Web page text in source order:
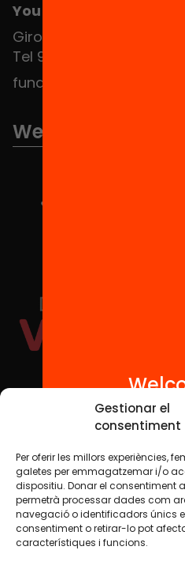
Gestionar el
consentiment
Per oferir les millors experiències,
galetes per emmagatzemar i/o
dispositiu. Donar el consentiment
permetrà processar dades com
navegació o identificadors únics
consentiment o retirar-lo pot
característiques i funcions.
You can find us at the
Girona 34, interior 08010
Tel 934 588 700
fundacio@equitat.org
We are part of...
Social Media
TW YTB IG FB
Legal NoticeCookie